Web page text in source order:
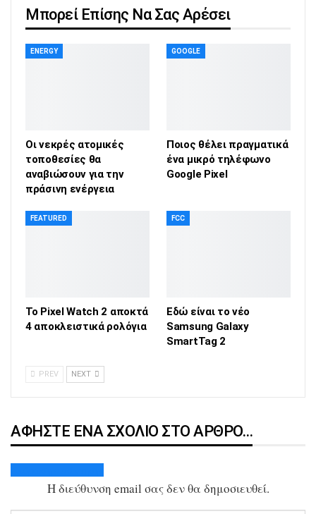
Μπορεί Επίσης Να Σας Αρέσει
ENERGY
Οι νεκρές ατομικές
τοποθεσίες θα
αναβιώσουν για την
πράσινη ενέργεια
GOOGLE
Ποιος θέλει πραγματικά
ένα μικρό τηλέφωνο
Google Pixel
FEATURED
Το Pixel Watch 2 αποκτά
4 αποκλειστικά ρολόγια
FCC
Εδώ είναι το νέο
Samsung Galaxy
SmartTag 2
PREV NEXT
ΑΦΉΣΤΕ ΈΝΑ ΣΧΌΛΙΟ ΣΤΟ ΆΡΘΡΟ…
Η διεύθυνση email σας δεν θα δημοσιευθεί.